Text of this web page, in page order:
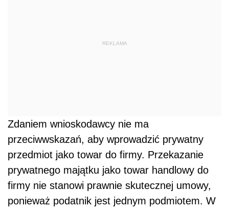
REKLAMA
Zdaniem wnioskodawcy nie ma
przeciwwskazań, aby wprowadzić prywatny
przedmiot jako towar do firmy. Przekazanie
prywatnego majątku jako towar handlowy do
firmy nie stanowi prawnie skutecznej umowy,
ponieważ podatnik jest jednym podmiotem. W